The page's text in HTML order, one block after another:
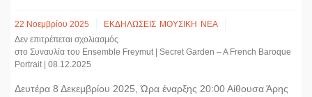
22 Νοεμβρίου 2025 ΕΚΔΗΛΩΣΕΙΣ ΜΟΥΣΙΚΗ
ΝΕΑ
Δεν επιτρέπεται σχολιασμός
στο Συναυλία του Ensemble Freymut | Secret Garden – A French Baroque
Portrait | 08.12.2025
Δευτέρα 8 Δεκεμβρίου 2025, Ώρα έναρξης 20:00 Αίθουσα Άρης